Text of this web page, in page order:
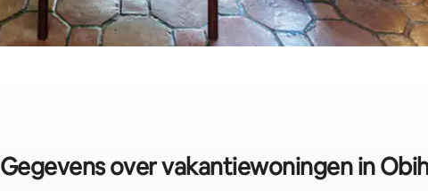
Gegevens over vakantiewoningen in